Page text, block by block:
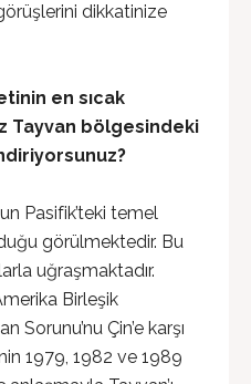
dikkatinize
en sıcak
Tayvan bölgesindeki
Pasifik’teki temel
görülmektedir. Bu
uğraşmaktadır.
Birleşik
Sorunu’nu Çin’e karşı
1979, 1982 ve 1989